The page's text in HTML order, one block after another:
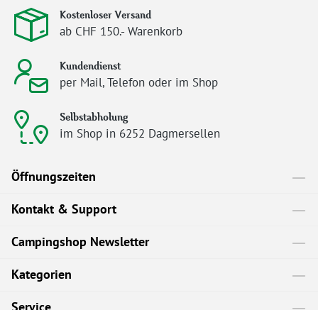
Kostenloser Versand
ab CHF 150.- Warenkorb
Kundendienst
per Mail, Telefon oder im Shop
Selbstabholung
im Shop in 6252 Dagmersellen
Öffnungszeiten
Kontakt & Support
Campingshop Newsletter
Kategorien